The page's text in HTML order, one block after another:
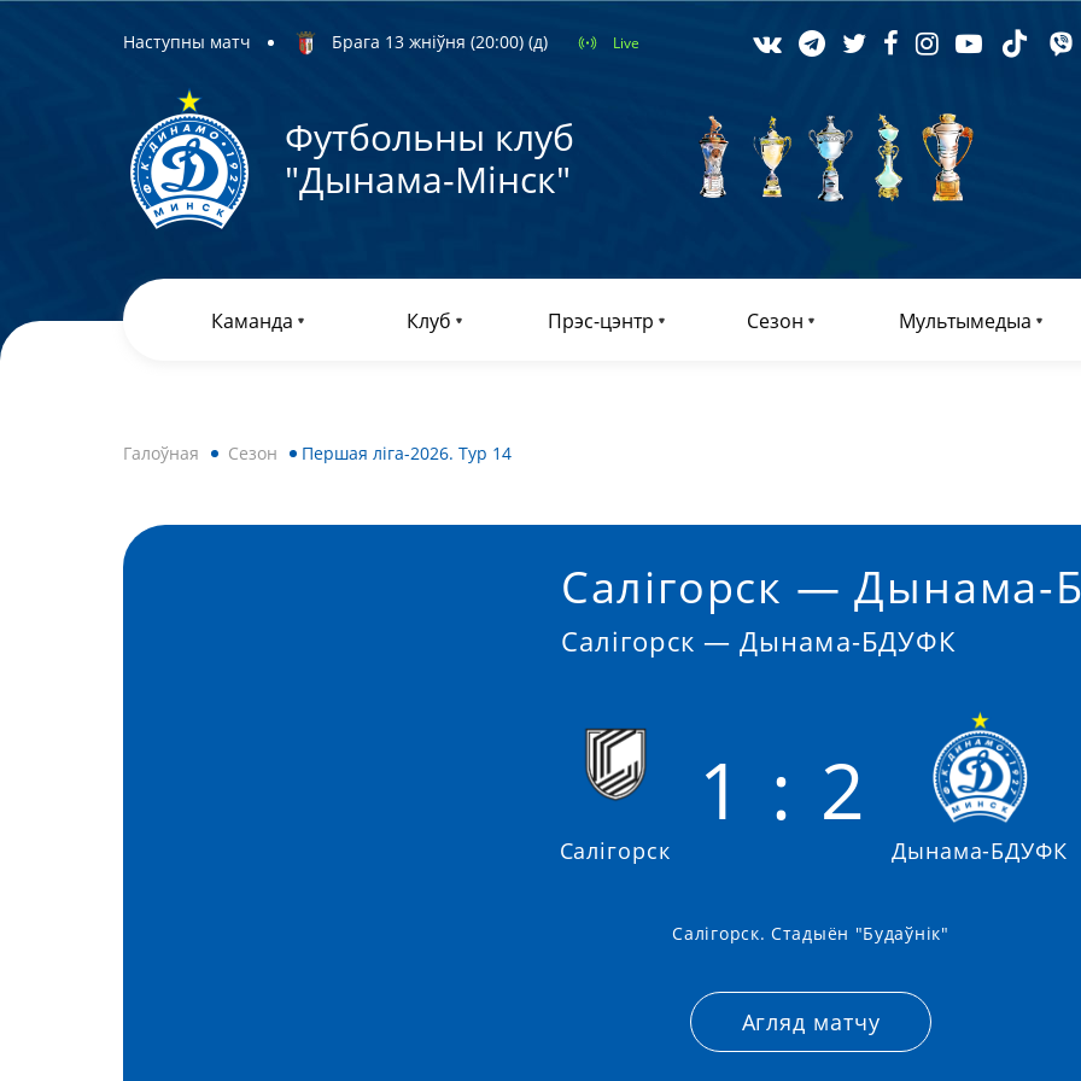
Наступны матч Брага 13 жніўня (20:00) (д) Live
Футбольны клуб
"Дынама-Мiнск"
Каманда Клуб Прэс-цэнтр Сезон Мультымедыа
Галоўная Сезон Першая ліга-2026. Тур 14
Салігорск — Дынама-
Салігорск — Дынама-БДУФК
Салігорск
1 : 2
Дынама-БДУФК
Салігорск. Стадыён "Будаўнік"
Агляд матчу